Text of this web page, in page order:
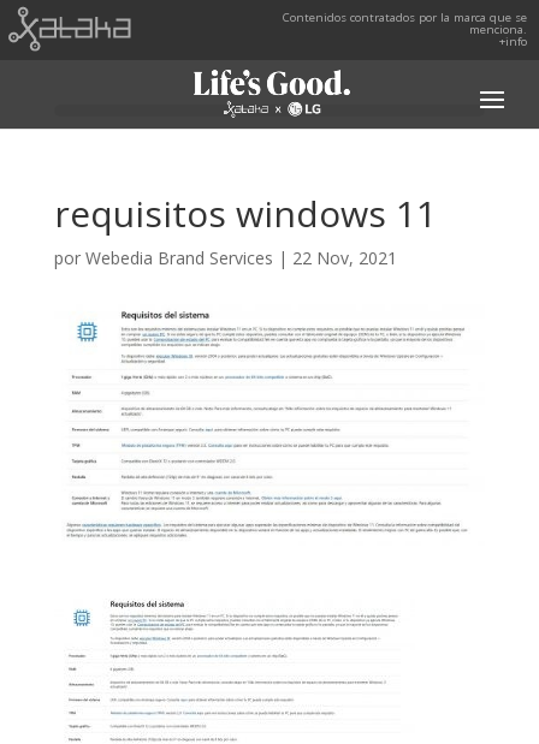
Contenidos contratados por la marca que se
menciona.
+info
requisitos windows 11
por Webedia Brand Services | 22 Nov, 2021